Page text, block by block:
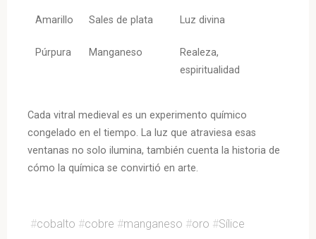
Amarillo Sales de plata Luz divina
Púrpura Manganeso
Realeza,
espiritualidad
Cada vitral medieval es un experimento químico
congelado en el tiempo. La luz que atraviesa esas
ventanas no solo ilumina, también cuenta la historia de
cómo la química se convirtió en arte.
#cobalto #cobre #manganeso #oro #Sílice